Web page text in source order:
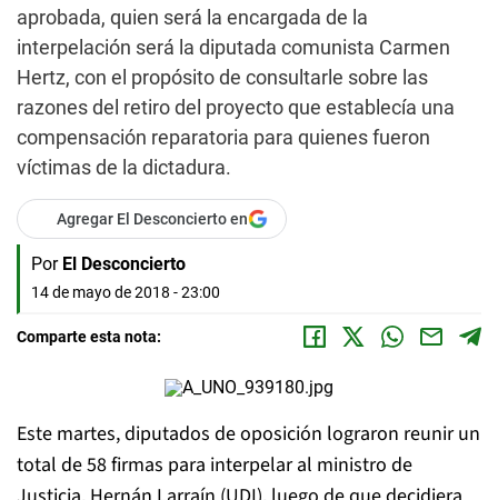
aprobada, quien será la encargada de la
interpelación será la diputada comunista Carmen
Hertz, con el propósito de consultarle sobre las
razones del retiro del proyecto que establecía una
compensación reparatoria para quienes fueron
víctimas de la dictadura.
Agregar El Desconcierto en
Por El Desconcierto
14 de mayo de 2018 - 23:00
Comparte esta nota:
Este martes, diputados de oposición lograron reunir un
total de 58 firmas para interpelar al ministro de